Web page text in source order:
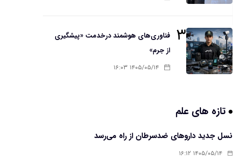
۳ فناوری‌های هوشمند درخدمت «پیشگیری
از جرم»
۱۴۰۵/۰۵/۱۴ ۱۶:۰۳
تازه های علم
نسل جدید داروهای ضدسرطان از راه می‌رسد
۱۴۰۵/۰۵/۱۴ ۱۶:۱۲